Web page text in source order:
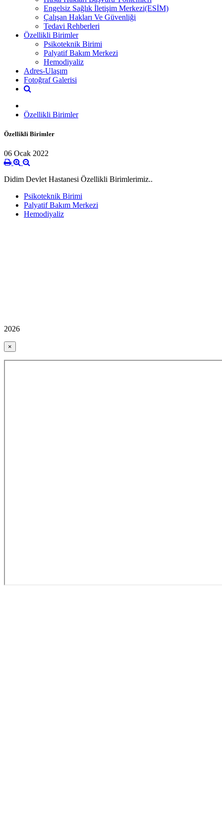
Engelsiz Sağlık İletişim Merkezi(ESİM)
Çalışan Hakları Ve Güvenliği
Tedavi Rehberleri
Özellikli Birimler
Psikoteknik Birimi
Palyatif Bakım Merkezi
Hemodiyaliz
Adres-Ulaşım
Fotoğraf Galerisi
Özellikli Birimler
Özellikli Birimler
06 Ocak 2022
Didim Devlet Hastanesi Özellikli Birimlerimiz..
Psikoteknik Birimi
Palyatif Bakım Merkezi
Hemodiyaliz
2026
×